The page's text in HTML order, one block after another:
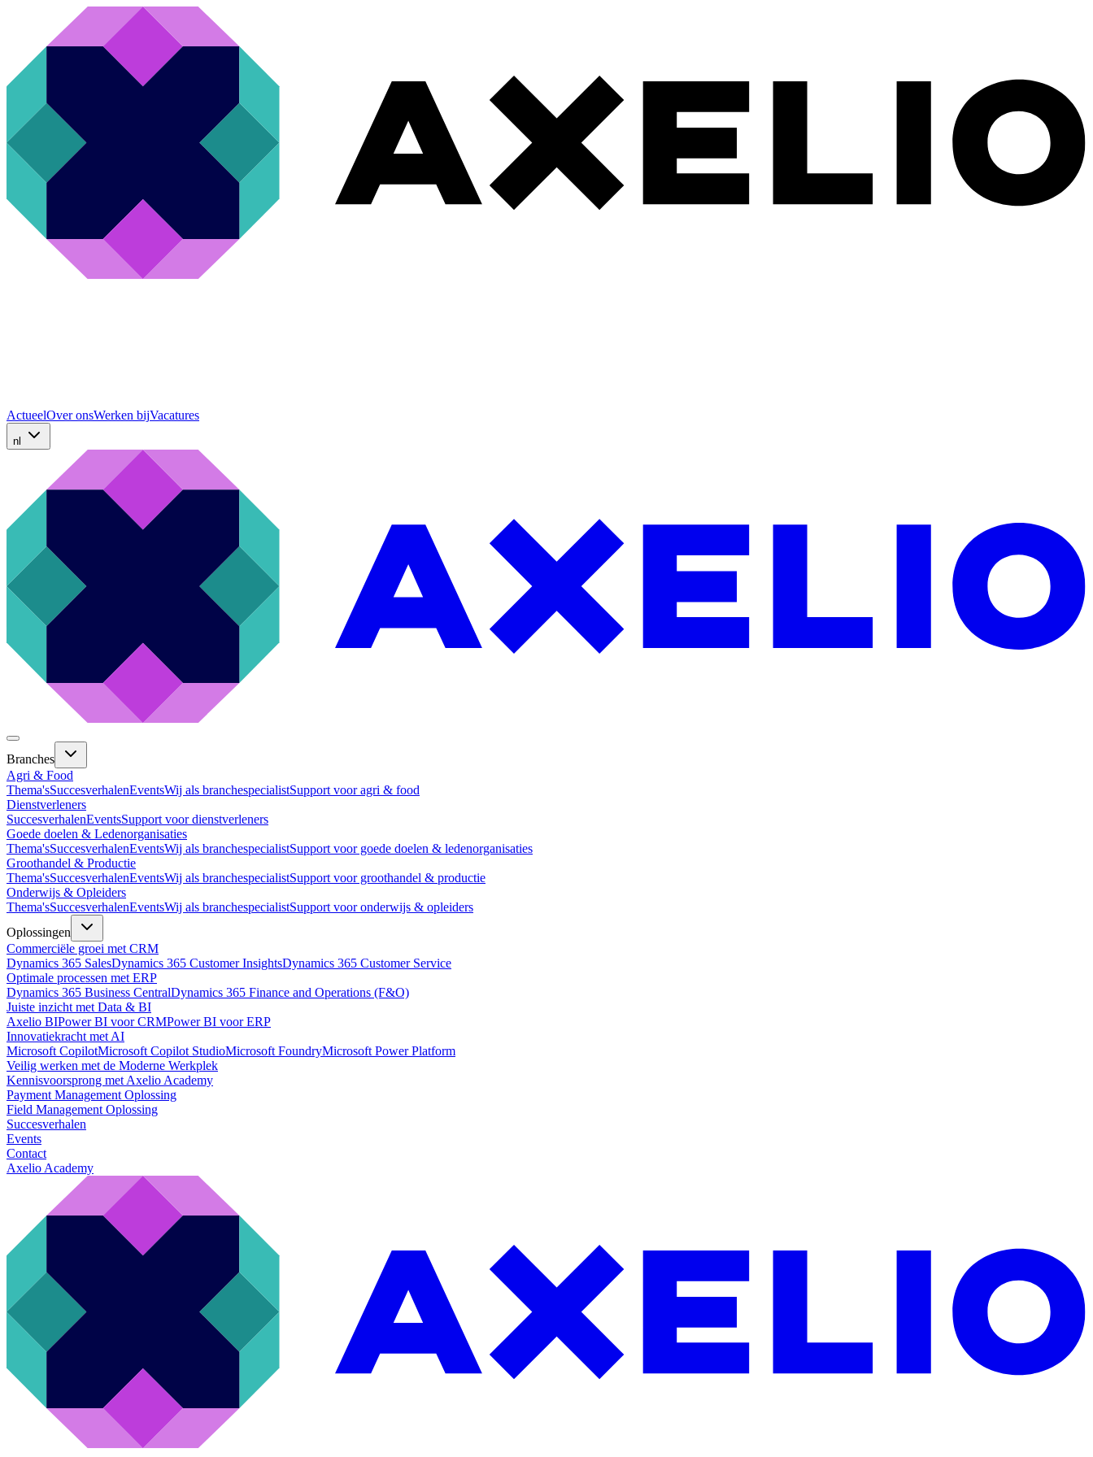
ActueelOver onsWerken bijVacatures
nl
Branches
Agri & Food
Thema'sSuccesverhalenEventsWij als branchespecialistSupport voor agri & food
Dienstverleners
SuccesverhalenEventsSupport voor dienstverleners
Goede doelen & Ledenorganisaties
Thema'sSuccesverhalenEventsWij als branchespecialistSupport voor goede doelen & ledenorganisaties
Groothandel & Productie
Thema'sSuccesverhalenEventsWij als branchespecialistSupport voor groothandel & productie
Onderwijs & Opleiders
Thema'sSuccesverhalenEventsWij als branchespecialistSupport voor onderwijs & opleiders
Oplossingen
Commerciële groei met CRM
Dynamics 365 SalesDynamics 365 Customer InsightsDynamics 365 Customer Service
Optimale processen met ERP
Dynamics 365 Business CentralDynamics 365 Finance and Operations (F&O)
Juiste inzicht met Data & BI
Axelio BIPower BI voor CRMPower BI voor ERP
Innovatiekracht met AI
Microsoft CopilotMicrosoft Copilot StudioMicrosoft FoundryMicrosoft Power Platform
Veilig werken met de Moderne Werkplek
Kennisvoorsprong met Axelio Academy
Payment Management Oplossing
Field Management Oplossing
Succesverhalen
Events
Contact
Axelio Academy